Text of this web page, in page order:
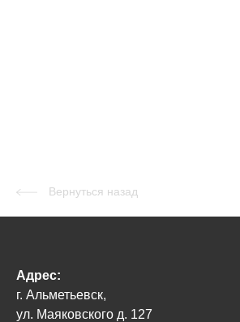
Вернуться назад
Адрес:
г. Альметьевск,
ул. Маяковского д. 127